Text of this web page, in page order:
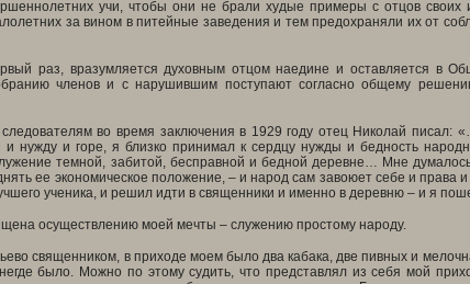
учи, чтобы они не брали худые примеры с отцов
за вином в питейные заведения и тем предохраняли их от
раз, вразумляется духовным отцом наедине и оставляется в
членов и с нарушившим поступают согласно общему
во время заключения в 1929 году отец Николай писал:
нужду и горе, я близко принимал к сердцу нужды и бедность
темной, забитой, бесправной и бедной деревне… Мне
ее экономическое положение, – и народ сам завоюет себе и права и
ученика, и решил идти в священники и именно в деревню – и я
осуществлению моей мечты – служению простому народу.
священником, в приходе моем было два кабака, две пивных и
было. Можно по этому судить, что представлял из себя мой